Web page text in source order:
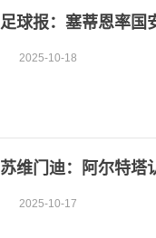
足球报：塞蒂恩率国
2025-10-18
苏维门迪：阿尔特塔
2025-10-17